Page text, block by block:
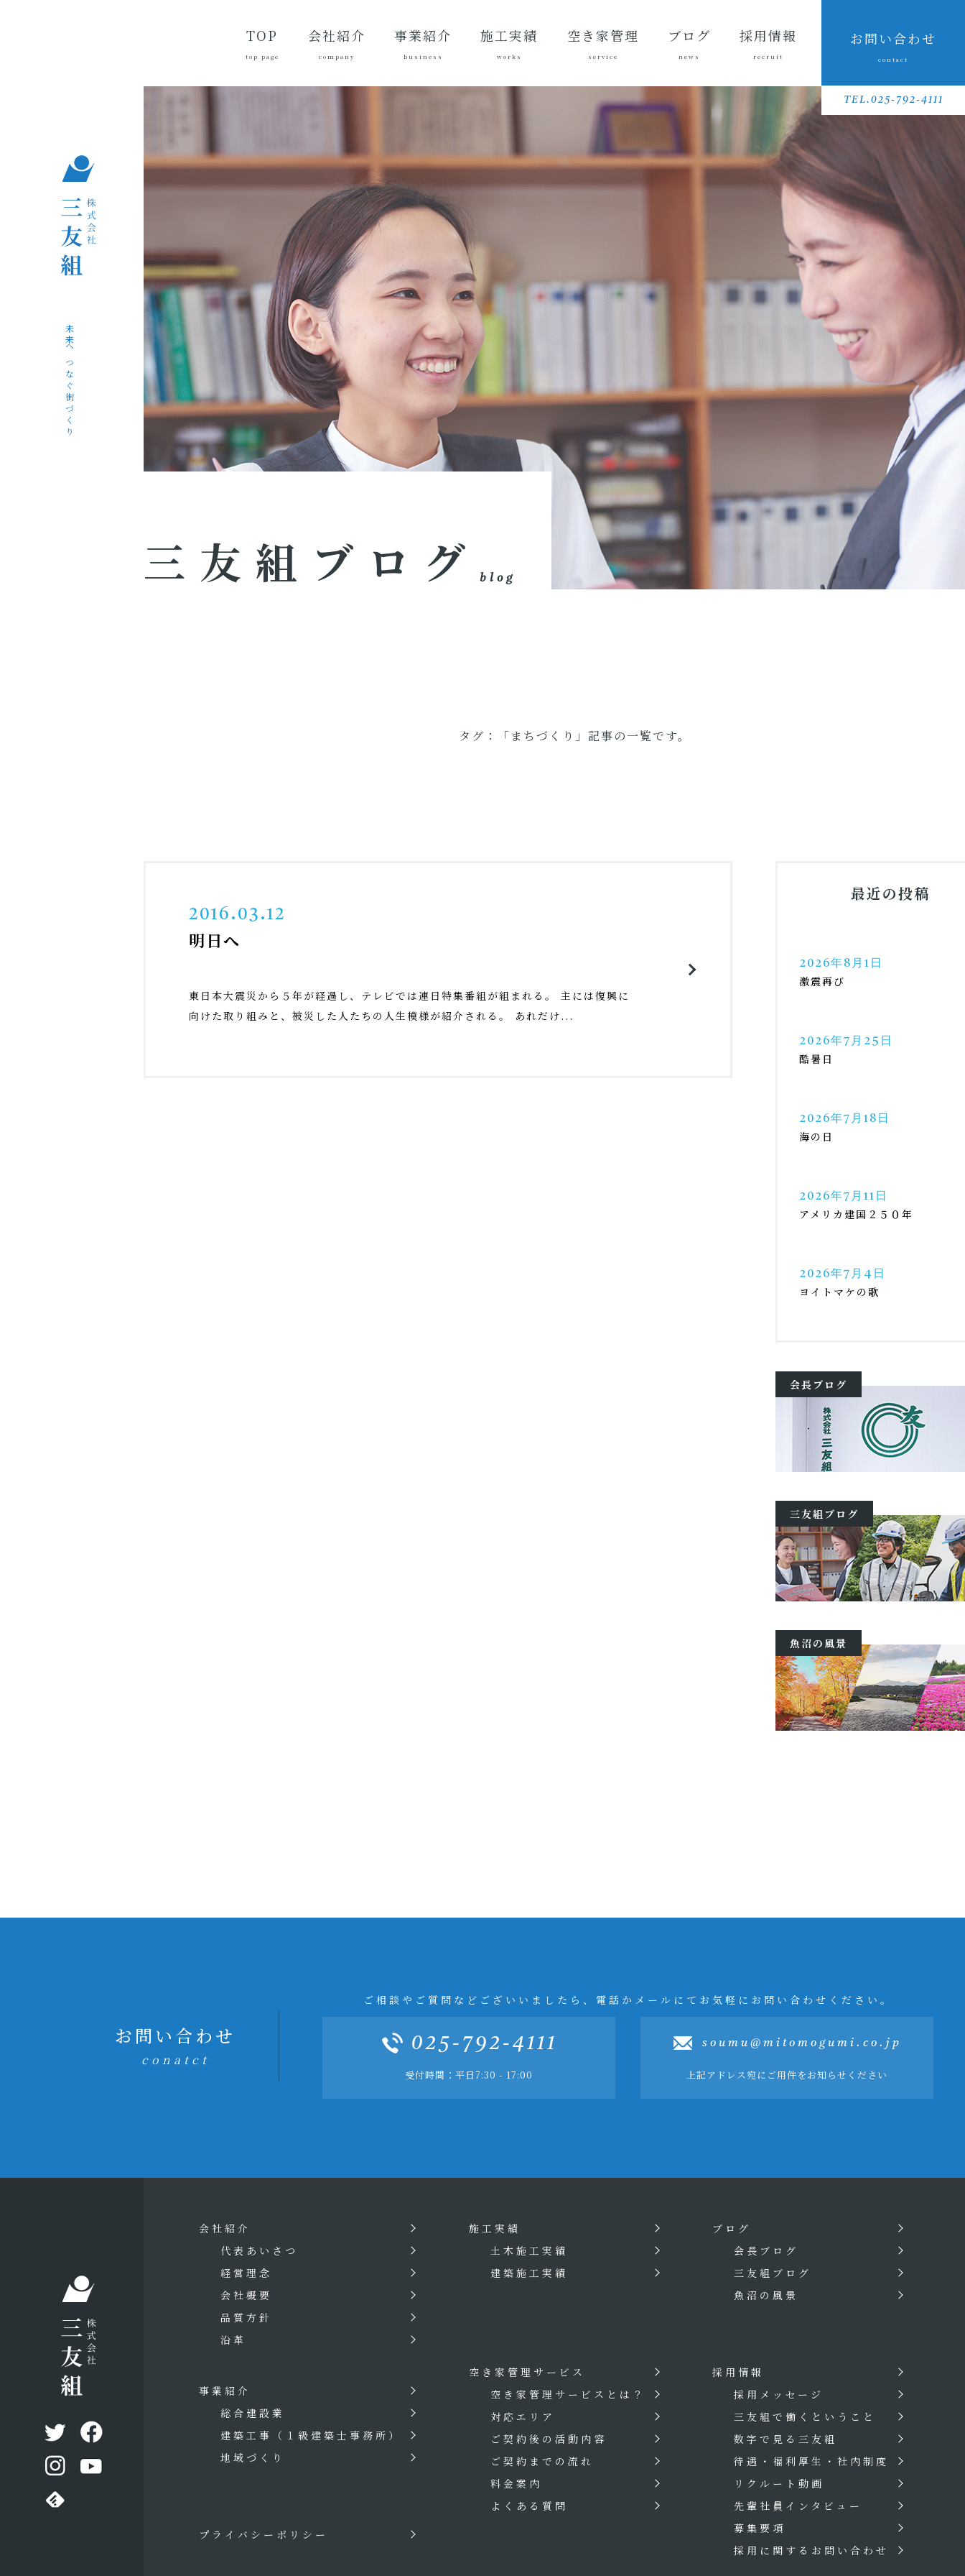
未来へつなぐ街づくり
TOP
top page
会社紹介
company
つ
事業紹介
business
施工実績
works
績
績
空き家管理
service
ービスとは？
動内容
流れ
ブログ
news
ログ
ブログ
風景
採用情報
recruit
ージ
くというこ
三友組
厚生・社内
動画
ンタビュー
るお問い合
お問い合わせ
contact
TEL.025-792-4111
三友組ブログ blog
タグ：「まちづくり」記事の一覧です。
2016.03.12
明日へ
東日本大震災から５年が経過し、テレビでは連日特集番組が組まれる。 主には復興に
向けた取り組みと、被災した人たちの人生模様が紹介される。 あれだけ...
最近の投稿
2026年8月1日
激震再び
2026年7月25日
酷暑日
2026年7月18日
海の日
2026年7月11日
アメリカ建国２５０年
2026年7月4日
ヨイトマケの歌
会長ブログ
三友組ブログ
魚沼の風景
お問い合わせ
conatct
ご相談やご質問などございいましたら、電話かメールにてお気軽にお問い合わせください。
025-792-4111
受付時間：平日7:30 - 17:00
soumu@mitomogumi.co.jp
上記アドレス宛にご用件をお知らせください
会社紹介
代表あいさつ
経営理念
会社概要
品質方針
沿革
事業紹介
総合建設業
建築工事
（１級建築士事務所）
地域づくり
プライバシーポリシー
施工実績
土木施工実績
建築施工実績
空き家管理サービス
空き家管理サービスとは？
対応エリア
ご契約後の活動内容
ご契約までの流れ
料金案内
よくある質問
ブログ
会長ブログ
三友組ブログ
魚沼の風景
採用情報
採用メッセージ
三友組で働くということ
数字で見る三友組
待遇・福利厚生・社内制度
リクルート動画
先輩社員インタビュー
募集要項
採用に関するお問い合わせ